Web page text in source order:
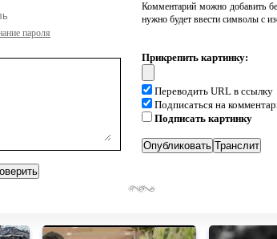
пароля
Комментарий можно добавить
нужно будет ввести символы с
Прикрепить картинку:
Переводить URL в ссылку
Подписаться на
Подписать картинку